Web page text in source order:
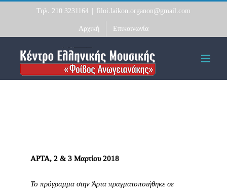
content
Τηλ. 210 3231164 filoi.laikon.organon@gmail.com
Αρχική Επικοινωνία
AΡΤΑ, 2 & 3 Μαρτίου 2018
Το πρόγραμμα στην Άρτα πραγματοποιήθηκε σε